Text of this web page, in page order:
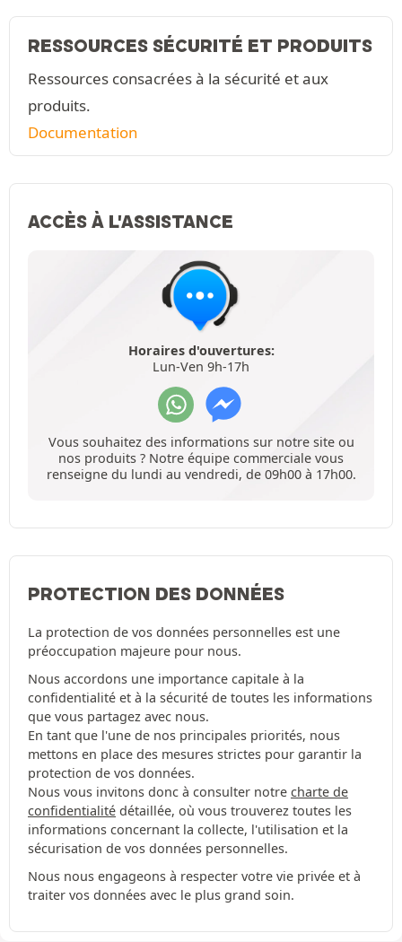
RESSOURCES SÉCURITÉ ET PRODUITS
Ressources consacrées à la sécurité et aux
produits.
Documentation
ACCÈS À L'ASSISTANCE
Horaires d'ouvertures:
Lun-Ven 9h-17h
Vous souhaitez des informations sur notre site ou
nos produits ? Notre équipe commerciale vous
renseigne du lundi au vendredi, de 09h00 à 17h00.
PROTECTION DES DONNÉES
La protection de vos données personnelles est une
préoccupation majeure pour nous.
Nous accordons une importance capitale à la
confidentialité et à la sécurité de toutes les informations
que vous partagez avec nous.
En tant que l'une de nos principales priorités, nous
mettons en place des mesures strictes pour garantir la
protection de vos données.
Nous vous invitons donc à consulter notre charte de
confidentialité détaillée, où vous trouverez toutes les
informations concernant la collecte, l'utilisation et la
sécurisation de vos données personnelles.
Nous nous engageons à respecter votre vie privée et à
traiter vos données avec le plus grand soin.